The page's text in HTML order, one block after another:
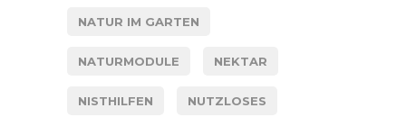
NATUR IM GARTEN
NATURMODULE NEKTAR
NISTHILFEN NUTZLOSES